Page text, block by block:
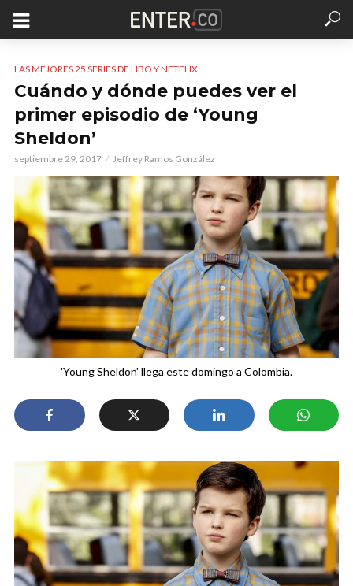
LAS MEJORES 25 SERIES DE HBO Y NETFLIX
Cuándo y dónde puedes ver el
primer episodio de ‘Young
Sheldon’
septiembre 29, 2017 Jeffrey Ramos González
'Young Sheldon' llega este domingo a Colombia.